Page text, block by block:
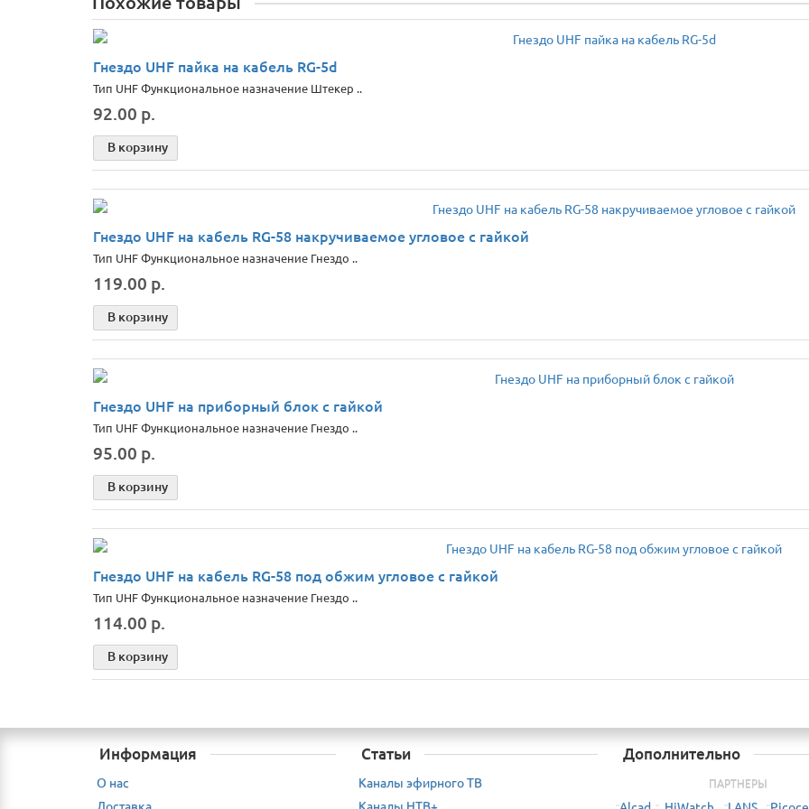
Гнездо UHF пайка на кабель RG-5d
Тип UHF Функциональное назначение Штекер ..
92.00 р.
В корзину
Гнездо UHF на кабель RG-58 накручиваемое угловое с гайкой
Тип UHF Функциональное назначение Гнездо ..
119.00 р.
В корзину
Гнездо UHF на приборный блок с гайкой
Тип UHF Функциональное назначение Гнездо ..
95.00 р.
В корзину
Гнездо UHF на кабель RG-58 под обжим угловое с гайкой
Тип UHF Функциональное назначение Гнездо ..
114.00 р.
В корзину
Информация
О нас
Доставка
Статьи
Каналы эфирного ТВ
Каналы НТВ+
Дополнительно
ПАРТНЕРЫ